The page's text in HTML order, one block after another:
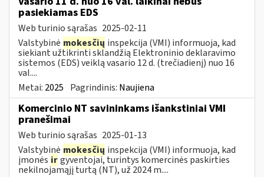
pasiekiamas EDS
Web turinio sąrašas 2025-02-11
Valstybinė mokesčių inspekcija (VMI) informuoja, kad
siekiant užtikrinti sklandžią Elektroninio deklaravimo
sistemos (EDS) veiklą vasario 12 d. (trečiadienį) nuo 16
val....
Metai: 2025 Pagrindinis: Naujiena
Komercinio NT savininkams išankstiniai VMI
pranešimai
Web turinio sąrašas 2025-01-13
Valstybinė mokesčių inspekcija (VMI) informuoja, kad
įmonės irgyventojai, turintys komercinės paskirties
nekilnojamąjį turtą (NT), už 2024 m....